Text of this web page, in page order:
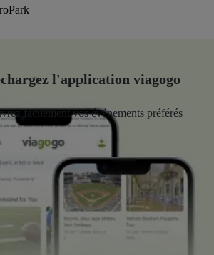
l'application viagogo
facilement vos événements préférés